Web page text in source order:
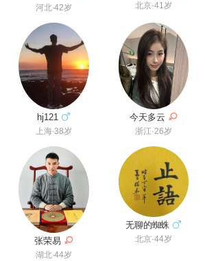
河北·42岁 北京·41岁
hj121
上海·38岁
今天多云
浙江·26岁
张荣易
湖北·44岁
无聊的蜘蛛
北京·44岁